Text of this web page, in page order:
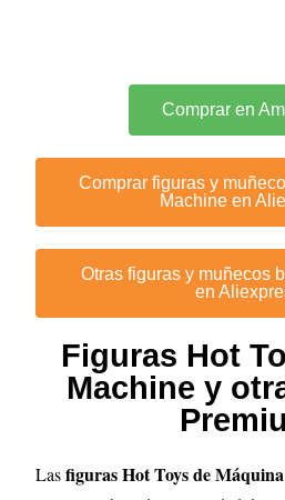
Comprar en
Comprar figuras y
Machine en
Otras figuras y muñecos
en
Figuras Hot
Machine y
Lasfiguras Hot Toys de